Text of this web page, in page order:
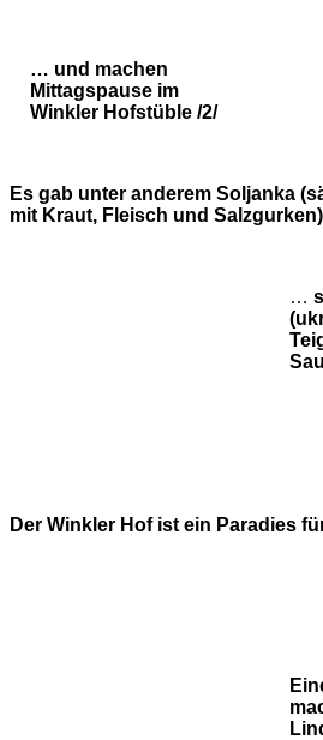
… und machen
Mittagspause im
Winkler Hofstüble /2/
Es gab unter anderem Soljanka
mit Kraut, Fleisch und
…
Der Winkler Hof ist ein Paradies